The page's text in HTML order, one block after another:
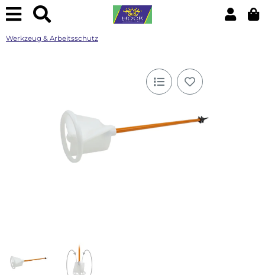
Werkzeug & Arbeitsschutz